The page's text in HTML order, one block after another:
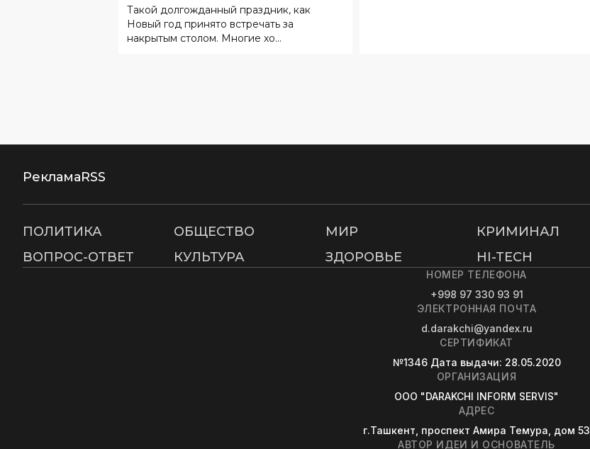
Такой долгожданный праздник, как
Новый год принято встречать за
накрытым столом. Многие хо...
РекламаRSS
ПОЛИТИКА ОБЩЕСТВО МИР КРИМИНАЛ
ВОПРОС-ОТВЕТ
КУЛЬТУРА ЗДОРОВЬЕ HI-TECH
НОМЕР ТЕЛЕФОНА
+998 97 330 93 91
ЭЛЕКТРОННАЯ ПОЧТА
d.darakchi@yandex.ru
СЕРТИФИКАТ
№1346 Дата выдачи: 28.05.2020
ОРГАНИЗАЦИЯ
OOO "DARAKCHI INFORM SERVIS"
АДРЕС
г.Ташкент, проспект Амира Темура, дом 53
АВТОР ИДЕИ И ОСНОВАТЕЛЬ